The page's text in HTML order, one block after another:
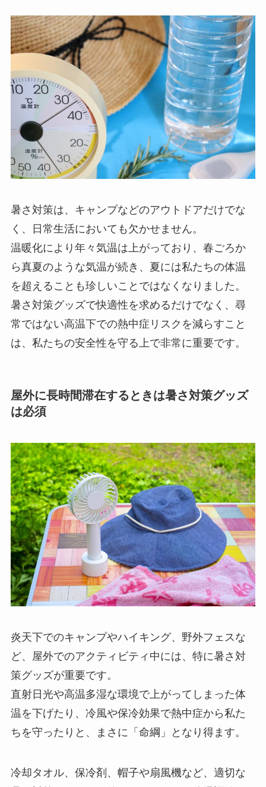
暑さ対策は、キャンプなどのアウトドアだけでな
く、日常生活においても欠かせません。
温暖化により年々気温は上がっており、春ごろか
ら真夏のような気温が続き、夏には私たちの体温
を超えることも珍しいことではなくなりました。
暑さ対策グッズで快適性を求めるだけでなく、尋
常ではない高温下での熱中症リスクを減らすこと
は、私たちの安全性を守る上で非常に重要です。
屋外に長時間滞在するときは暑さ対策グッズ
は必須
炎天下でのキャンプやハイキング、野外フェスな
ど、屋外でのアクティビティ中には、特に暑さ対
策グッズが重要です。
直射日光や高温多湿な環境で上がってしまった体
温を下げたり、冷風や保冷効果で熱中症から私た
ちを守ったりと、まさに「命綱」となり得ます。
冷却タオル、保冷剤、帽子や扇風機など、適切な